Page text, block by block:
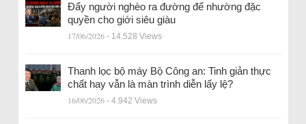
Đẩy người nghèo ra đường để nhường đặc
quyền cho giới siêu giàu
17/06/2026 - 14.528 Views
Thanh lọc bộ máy Bộ Công an: Tinh giản thực
chất hay vẫn là màn trình diễn lấy lệ?
16/06/2026 - 4.942 Views